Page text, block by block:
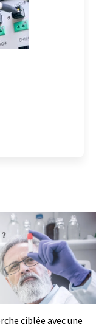
?
ciblée avec une